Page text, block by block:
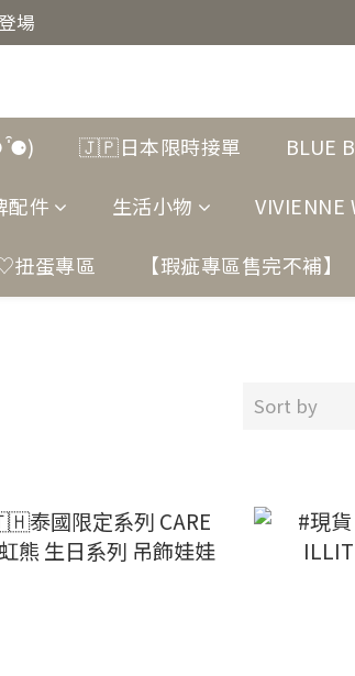
📷
場
📷
̍̑⚈) 🇯🇵日本限時接單 BLUE
配件 生活小物 VIVIENNE
扭蛋專區 【瑕疵專區售完不補】
Sort by